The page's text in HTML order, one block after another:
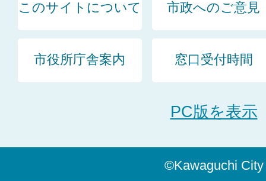
このサイトについて 市政へのご意見
市役所庁舎案内 窓口受付時間
PC版を表示
©Kawaguchi City